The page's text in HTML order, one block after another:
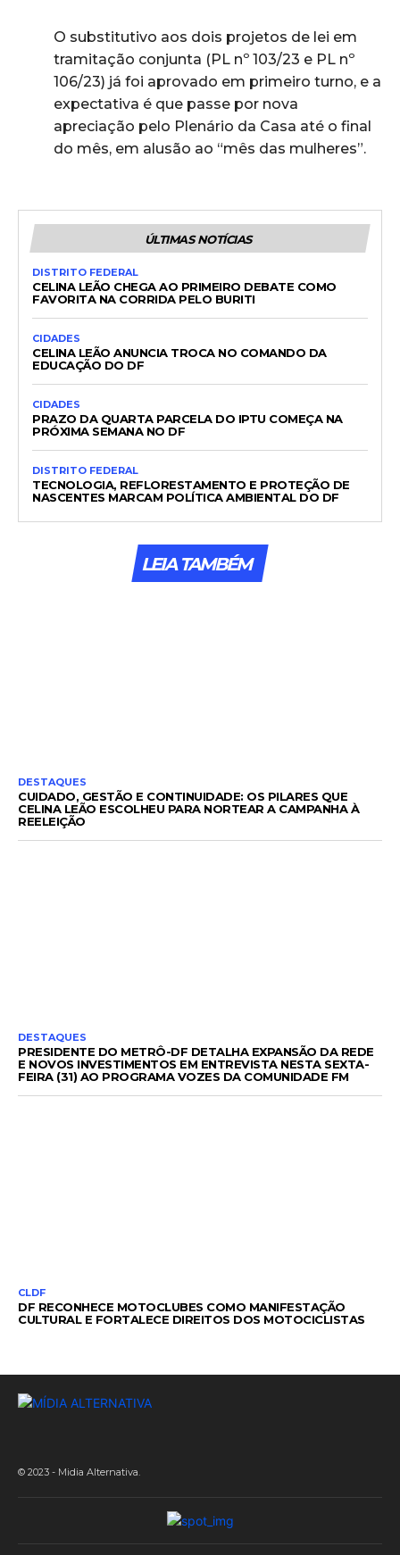
O substitutivo aos dois projetos de lei em
tramitação conjunta (PL nº 103/23 e PL nº
106/23) já foi aprovado em primeiro turno, e a
expectativa é que passe por nova
apreciação pelo Plenário da Casa até o final
do mês, em alusão ao “mês das mulheres”.
ÚLTIMAS NOTÍCIAS
DISTRITO FEDERAL
CELINA LEÃO CHEGA AO PRIMEIRO DEBATE COMO
FAVORITA NA CORRIDA PELO BURITI
CIDADES
CELINA LEÃO ANUNCIA TROCA NO COMANDO DA
EDUCAÇÃO DO DF
CIDADES
PRAZO DA QUARTA PARCELA DO IPTU COMEÇA NA
PRÓXIMA SEMANA NO DF
DISTRITO FEDERAL
TECNOLOGIA, REFLORESTAMENTO E PROTEÇÃO DE
NASCENTES MARCAM POLÍTICA AMBIENTAL DO DF
LEIA TAMBÉM
DESTAQUES
CUIDADO, GESTÃO E CONTINUIDADE: OS PILARES QUE
CELINA LEÃO ESCOLHEU PARA NORTEAR A CAMPANHA À
REELEIÇÃO
DESTAQUES
PRESIDENTE DO METRÔ-DF DETALHA EXPANSÃO DA REDE
E NOVOS INVESTIMENTOS EM ENTREVISTA NESTA SEXTA-
FEIRA (31) AO PROGRAMA VOZES DA COMUNIDADE FM
CLDF
DF RECONHECE MOTOCLUBES COMO MANIFESTAÇÃO
CULTURAL E FORTALECE DIREITOS DOS MOTOCICLISTAS
© 2023 - Midia Alternativa.